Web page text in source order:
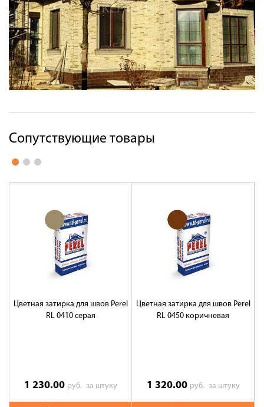
Сопутствующие товары
Цветная затирка для швов Perel
RL 0410 серая
1 230.00 руб. за штуку
Цветная затирка для швов Perel
RL 0450 коричневая
1 320.00 руб. за штуку